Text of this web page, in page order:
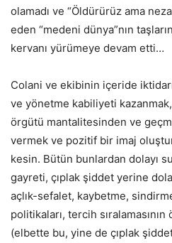
olamadı ve “Öldürürüz ama
eden “medeni dünya”nın
kervanı yürümeye devam etti…
Colani ve ekibinin içeride
ve yönetme kabiliyeti
örgütü mantalitesinden ve
vermek ve pozitif bir imaj
kesin. Bütün bunlardan dolayı
gayreti, çıplak şiddet yerine
açlık-sefalet, kaybetme,
politikaları, tercih
(elbette bu, yine de çıplak